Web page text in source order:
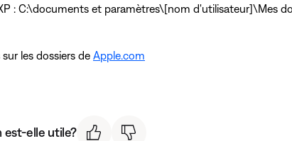
: C:\documents et paramètres\[nom d'utilisateur]\Mes
les dossiers de Apple.com
elle utile?